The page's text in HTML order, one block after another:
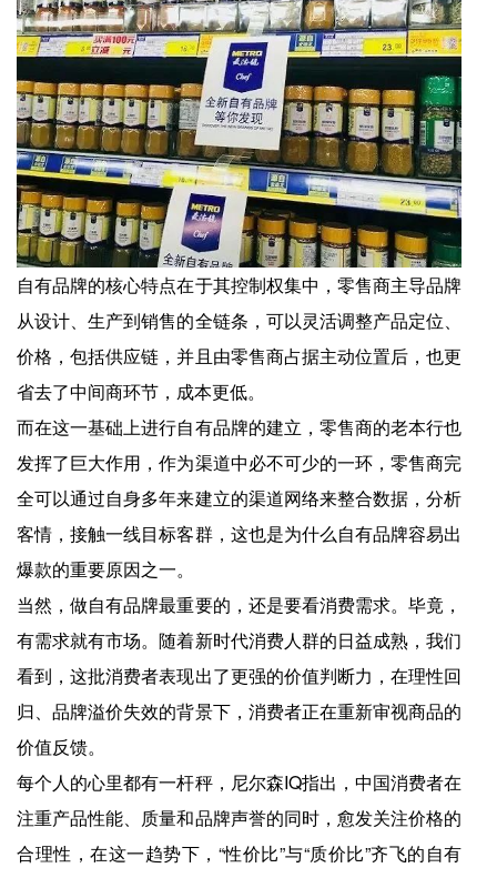
自有品牌的核心特点在于其控制权集中，零售商主导品牌
从设计、生产到销售的全链条，可以灵活调整产品定位、
价格，包括供应链，并且由零售商占据主动位置后，也更
省去了中间商环节，成本更低。
而在这一基础上进行自有品牌的建立，零售商的老本行也
发挥了巨大作用，作为渠道中必不可少的一环，零售商完
全可以通过自身多年来建立的渠道网络来整合数据，分析
客情，接触一线目标客群，这也是为什么自有品牌容易出
爆款的重要原因之一。
当然，做自有品牌最重要的，还是要看消费需求。毕竟，
有需求就有市场。随着新时代消费人群的日益成熟，我们
看到，这批消费者表现出了更强的价值判断力，在理性回
归、品牌溢价失效的背景下，消费者正在重新审视商品的
价值反馈。
每个人的心里都有一杆秤，尼尔森IQ指出，中国消费者在
注重产品性能、质量和品牌声誉的同时，愈发关注价格的
合理性，在这一趋势下，“性价比”与“质价比”齐飞的自有